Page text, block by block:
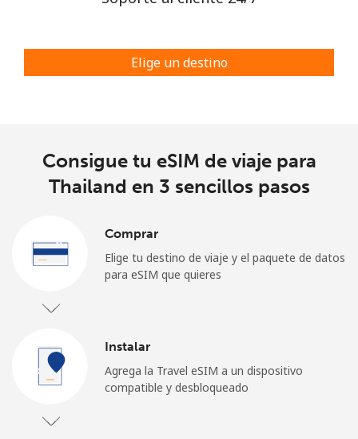
Elige un destino
Consigue tu eSIM de viaje para
Thailand en 3 sencillos pasos
Comprar
Elige tu destino de viaje y el paquete de datos
para eSIM que quieres
Instalar
Agrega la Travel eSIM a un dispositivo
compatible y desbloqueado